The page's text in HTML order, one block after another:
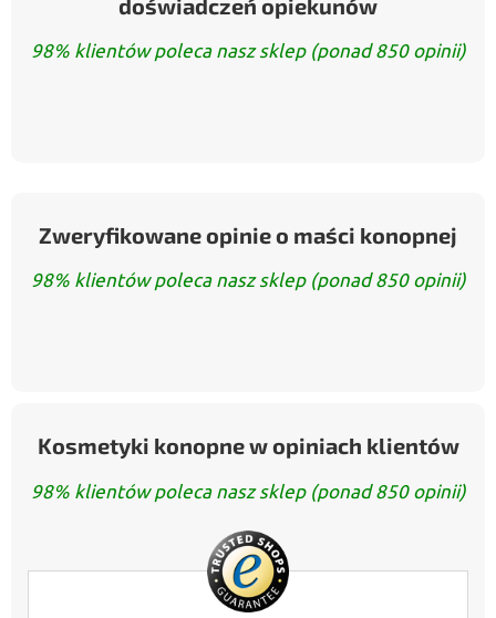
98% klientów poleca nasz sklep (ponad 850 opinii)
Zweryfikowane opinie o maści konopnej
98% klientów poleca nasz sklep (ponad 850 opinii)
Kosmetyki konopne w opiniach klientów
98% klientów poleca nasz sklep (ponad 850 opinii)